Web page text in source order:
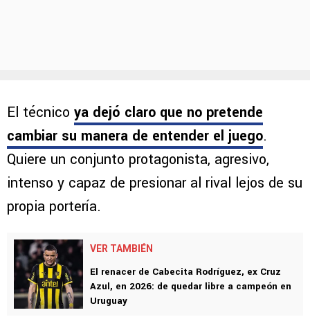
El técnico ya dejó claro que no pretende
cambiar su manera de entender el juego.
Quiere un conjunto protagonista, agresivo,
intenso y capaz de presionar al rival lejos de su
propia portería.
VER TAMBIÉN
El renacer de Cabecita Rodríguez, ex Cruz
Azul, en 2026: de quedar libre a campeón en
Uruguay